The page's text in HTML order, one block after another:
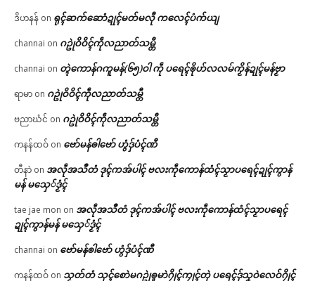
ဒိဟနန် on ရုၚ်ဆက်ဆောံဍုၚ်မတ်မလီု ကလေၚ်ပံက်ယျ
channai on ဂဥုဲဝိဝိၚ်ကဵုလညာတ်သမ္တီ
channai on တ္ၚဲကောန်ဂကူမန်(၆၅)ဝါ ကဵု ပရေၚ်ၜိုဟ်လလမ်ကၟိန်ဍုၚ်မန်ဗၟာ
ရာမာ on ဂဥုဲဝိဝိၚ်ကဵုလညာတ်သမ္တီ
ဗညာဃံင် on ဂဥုဲဝိဝိၚ်ကဵုလညာတ်သမ္တီ
ကနန်ထဝ် on ဗော်မန်ၜါဗော် ဟွံဒှ်ပံၚ်ဏီ
တီနာဲ on အလဵုအသဳတံ ဒုၚ်ကအ်ပါၚ် ဗလးကဵုကောန်ထံၚ်သၟာပရေၚ်ဍုၚ်ကွာန်
မန် မသှေ်ဒၟံၚ်
tae jae mon on အလဵုအသဳတံ ဒုၚ်ကအ်ပါၚ် ဗလးကဵုကောန်ထံၚ်သၟာပရေၚ်
ဍုၚ်ကွာန်မန် မသှေ်ဒၟံၚ်
channai on ဗော်မန်ၜါဗော် ဟွံဒှ်ပံၚ်ဏီ
ကနန်ထဝ် on သၟတ်တံ သုၚ်စောဲမဂဥုဲၜူမာဲဂၠိုၚ်ကၠုၚ်တုဲ ပရေၚ်ဒှ်သၞဝဲလေဝ်ဂၠိုၚ်